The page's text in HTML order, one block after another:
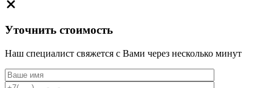
Уточнить стоимость
Наш специалист свяжется с Вами через несколько минут